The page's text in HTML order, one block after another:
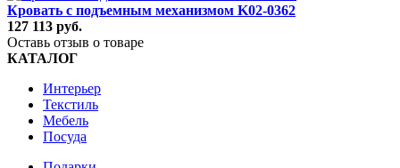
Кровать с подъемным механизмом K02-0362
127 113 руб.
Оставь отзыв о товаре
КАТАЛОГ
Интерьер
Текстиль
Мебель
Посуда